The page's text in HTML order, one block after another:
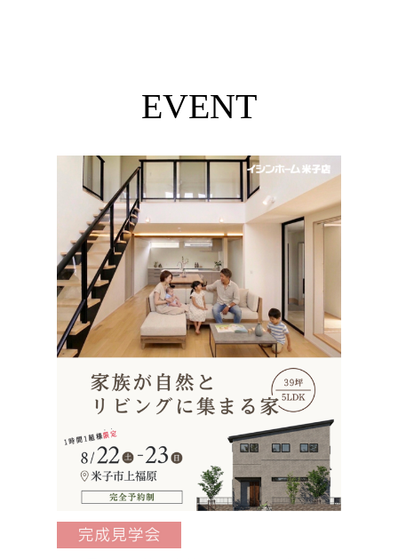
ン！～寄贈した演台が式典で使用されました～
2025/04/17 北栄町に「演台」を寄贈いたしまし
2024/12/12 土地情報を更新しました
EVENT